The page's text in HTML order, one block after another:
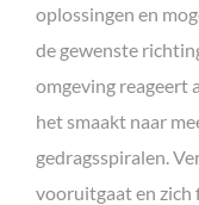
oplossingen en
de gewenste
omgeving reageert
het smaakt naar
gedragsspiralen.
vooruitgaat en zich